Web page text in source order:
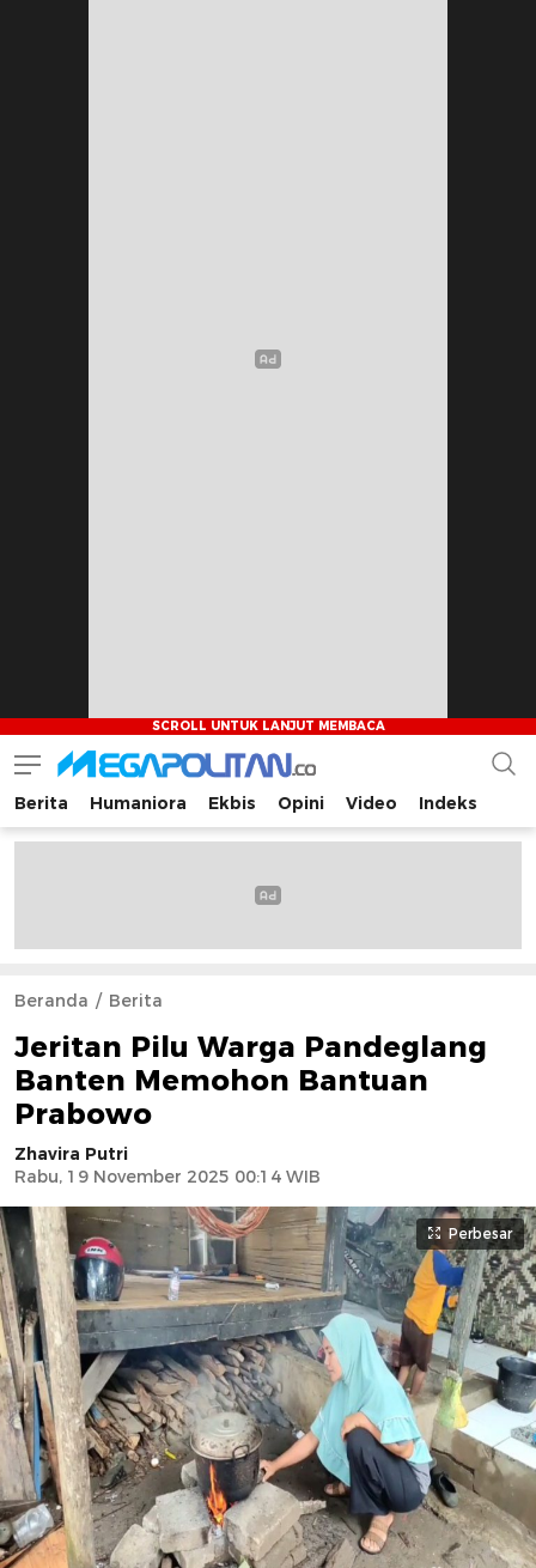
Megapolitan.co
Menyajikan berita-berita fakta bagi pembaca
Berita Humaniora Ekbis Opini Video Indeks
Beranda Berita
Jeritan Pilu Warga Pandeglang
Banten Memohon Bantuan
Prabowo
Zhavira Putri
Rabu, 19 November 2025 00:14 WIB
Perbesar